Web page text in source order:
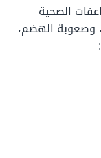
الصحية
وصعوبة الهضم،